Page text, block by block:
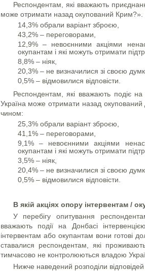
Респондентам, які вважають
може отримати назад окупований Крим?».
14,3% обрали варіант зброєю,
43,2% – переговорами,
12,9% – невоєнними акціями
окупантам і які можуть отримати
8,8% – ніяк,
20,3% – не визначилися зі своєю
0,5% – відмовилися відповісти.
Респондентам, які вважають подіє на
Україна може отримати назад окупований
чином:
25,3% обрали варіант зброєю,
41,1% – переговорами,
9,1% – невоєнними акціями
окупантам і які можуть отримати
3,5% – ніяк,
20,4% – не визначилися зі своєю
0,5% – відмовилися відповісти.
В якій акціях опору інтервентам /
У перебігу опитування
вважають події на Донбасі
інтервентам або окупантам вони готові
ставалися респондентам, які
тимчасово не контролюються владою
Нижче наведений розподіли відповідей